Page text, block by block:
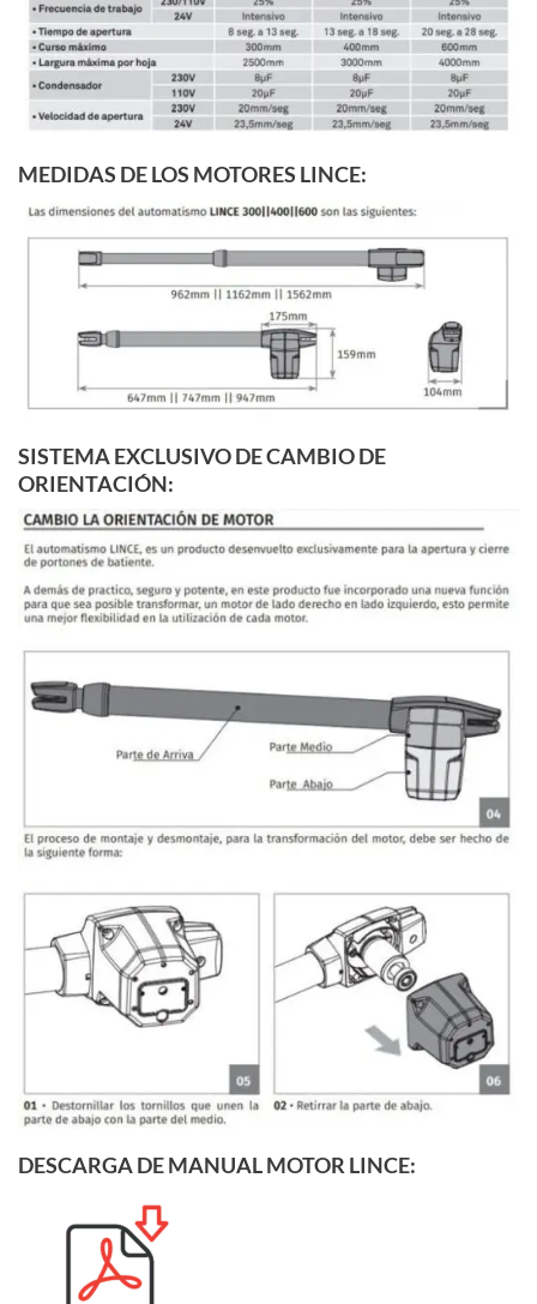
MEDIDAS DE LOS MOTORES LINCE:
SISTEMA EXCLUSIVO DE CAMBIO DE
ORIENTACIÓN:
DESCARGA DE MANUAL MOTOR LINCE: